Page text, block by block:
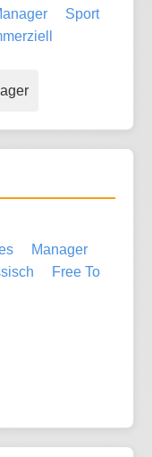
Sport
Manager
Free To